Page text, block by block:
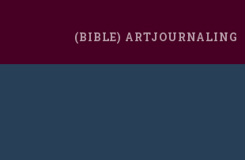
(BIBLE) ARTJOURNALING